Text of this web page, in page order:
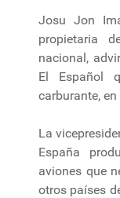
Josu Jon
propietaria
nacional,
El Español
carburante,
La
España
aviones que
otros países